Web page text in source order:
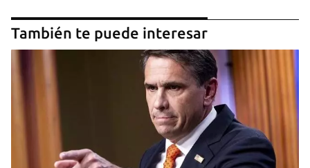
También te puede interesar